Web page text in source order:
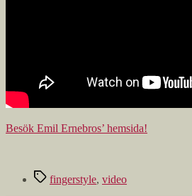
Besök Emil Ernebros’ hemsida!
Etiketter
fingerstyle, video